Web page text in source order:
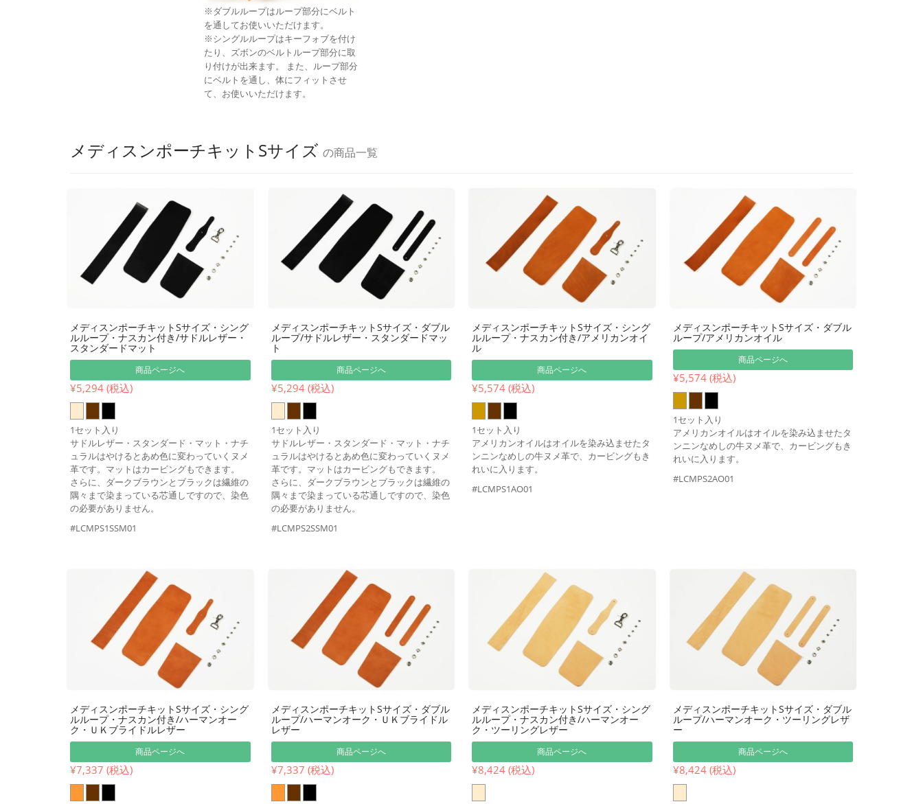
※ダブルループはループ部分にベルト
を通してお使いいただけます。
※シングルループはキーフォブを付け
たり、ズボンのベルトループ部分に取
り付けが出来ます。 また、ループ部分
にベルトを通し、体にフィットさせ
て、お使いいただけます。
メディスンポーチキットSサイズ の商品一覧
メディスンポーチキットSサイズ・シング
ルループ・ナスカン付き/サドルレザー・
スタンダードマット
商品ページへ
¥5,294 (税込)
1セット入り
サドルレザー・スタンダード・マット・ナチ
ュラルはやけるとあめ色に変わっていくヌメ
革です。マットはカービングもできます。
さらに、ダークブラウンとブラックは繊維の
隅々まで染まっている芯通しですので、染色
の必要がありません。
#LCMPS1SSM01
メディスンポーチキットSサイズ・ダブル
ループ/サドルレザー・スタンダードマッ
ト
商品ページへ
¥5,294 (税込)
1セット入り
サドルレザー・スタンダード・マット・ナチ
ュラルはやけるとあめ色に変わっていくヌメ
革です。マットはカービングもできます。
さらに、ダークブラウンとブラックは繊維の
隅々まで染まっている芯通しですので、染色
の必要がありません。
#LCMPS2SSM01
メディスンポーチキットSサイズ・シング
ルループ・ナスカン付き/アメリカンオイ
ル
商品ページへ
¥5,574 (税込)
1セット入り
アメリカンオイルはオイルを染み込ませたタ
ンニンなめしの牛ヌメ革で、カービングもき
れいに入ります。
#LCMPS1AO01
メディスンポーチキットSサイズ・ダブル
ループ/アメリカンオイル
商品ページへ
¥5,574 (税込)
1セット入り
アメリカンオイルはオイルを染み込ませたタ
ンニンなめしの牛ヌメ革で、カービングもき
れいに入ります。
#LCMPS2AO01
メディスンポーチキットSサイズ・シング
ルループ・ナスカン付き/ハーマンオー
ク・ＵＫブライドルレザー
商品ページへ
¥7,337 (税込)
メディスンポーチキットSサイズ・ダブル
ループ/ハーマンオーク・ＵＫブライドル
レザー
商品ページへ
¥7,337 (税込)
メディスンポーチキットSサイズ・シング
ルループ・ナスカン付き/ハーマンオー
ク・ツーリングレザー
商品ページへ
¥8,424 (税込)
メディスンポーチキットSサイズ・ダブル
ループ/ハーマンオーク・ツーリングレザ
ー
商品ページへ
¥8,424 (税込)